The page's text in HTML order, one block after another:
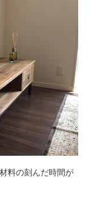
料の刻んだ時間が